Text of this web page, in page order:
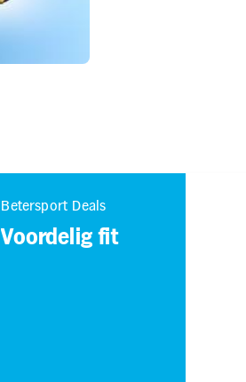
Betersport Deals
Voordelig fit